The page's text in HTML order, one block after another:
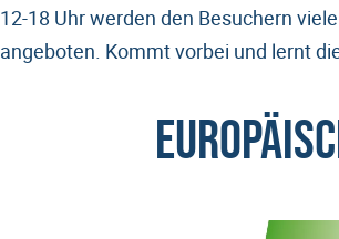
12-18 Uhr werden den Besuchern
angeboten. Kommt vorbei und lernt